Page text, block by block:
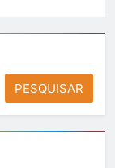
PESQUISAR